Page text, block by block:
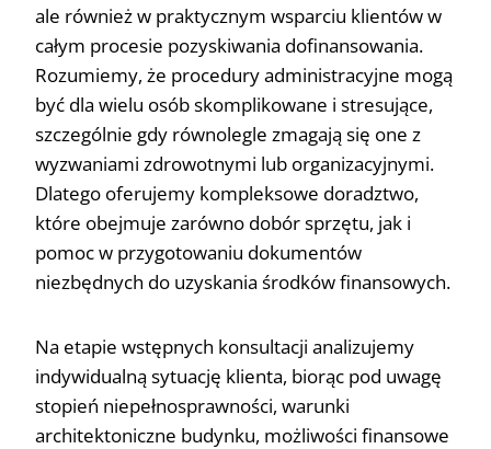
ale również w praktycznym wsparciu klientów w
całym procesie pozyskiwania dofinansowania.
Rozumiemy, że procedury administracyjne mogą
być dla wielu osób skomplikowane i stresujące,
szczególnie gdy równolegle zmagają się one z
wyzwaniami zdrowotnymi lub organizacyjnymi.
Dlatego oferujemy kompleksowe doradztwo,
które obejmuje zarówno dobór sprzętu, jak i
pomoc w przygotowaniu dokumentów
niezbędnych do uzyskania środków finansowych.
Na etapie wstępnych konsultacji analizujemy
indywidualną sytuację klienta, biorąc pod uwagę
stopień niepełnosprawności, warunki
architektoniczne budynku, możliwości finansowe